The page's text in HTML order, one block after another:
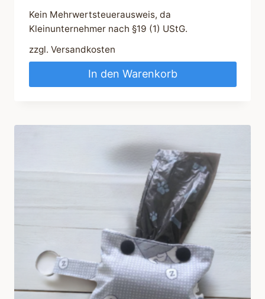
Kein Mehrwertsteuerausweis, da
Kleinunternehmer nach §19 (1) UStG.
zzgl. Versandkosten
In den Warenkorb